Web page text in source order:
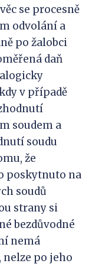
se procesně
odvolání a
po žalobci
daň
v případě
soudem a
soudu
že
poskytnuto na
soudů
strany si
bezdůvodné
nemá
po jeho